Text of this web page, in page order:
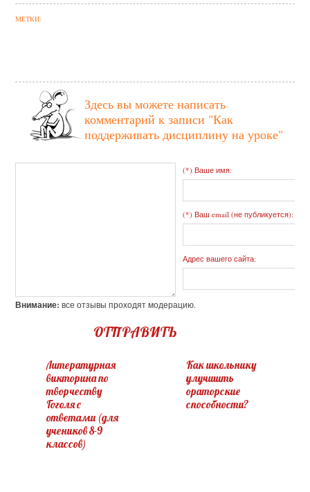
МЕТКИ:
Здесь вы можете написать
комментарий к записи "Как
поддерживать дисциплину на уроке"
(*) Ваше имя:
(*) Ваш email (не публикуется):
Адрес вашего сайта:
Внимание: все отзывы проходят модерацию.
ОТПРАВИТЬ
Литературная
викторина по
творчеству
Гоголя с
ответами (для
учеников 8-9
классов)
Как школьнику
улучшить
ораторские
способности?